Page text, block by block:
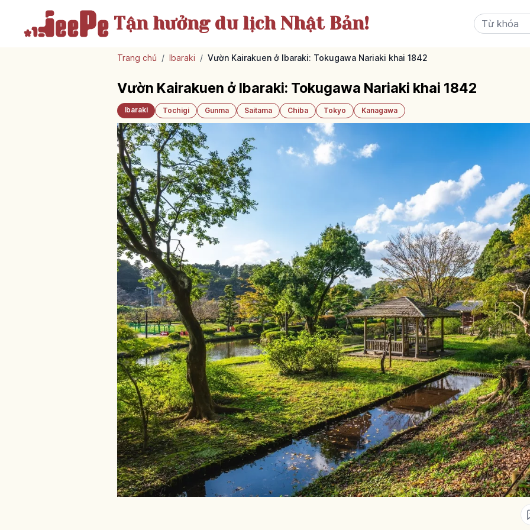
Tận hưởngdu lịch Nhật Bản!
Trang chủ / Ibaraki / Vườn Kairakuen ở Ibaraki: Tokugawa Nariaki khai 1842
Vườn Kairakuen ở Ibaraki: Tokugawa Nariaki khai 1842
Ibaraki Tochigi Gunma Saitama Chiba Tokyo Kanagawa